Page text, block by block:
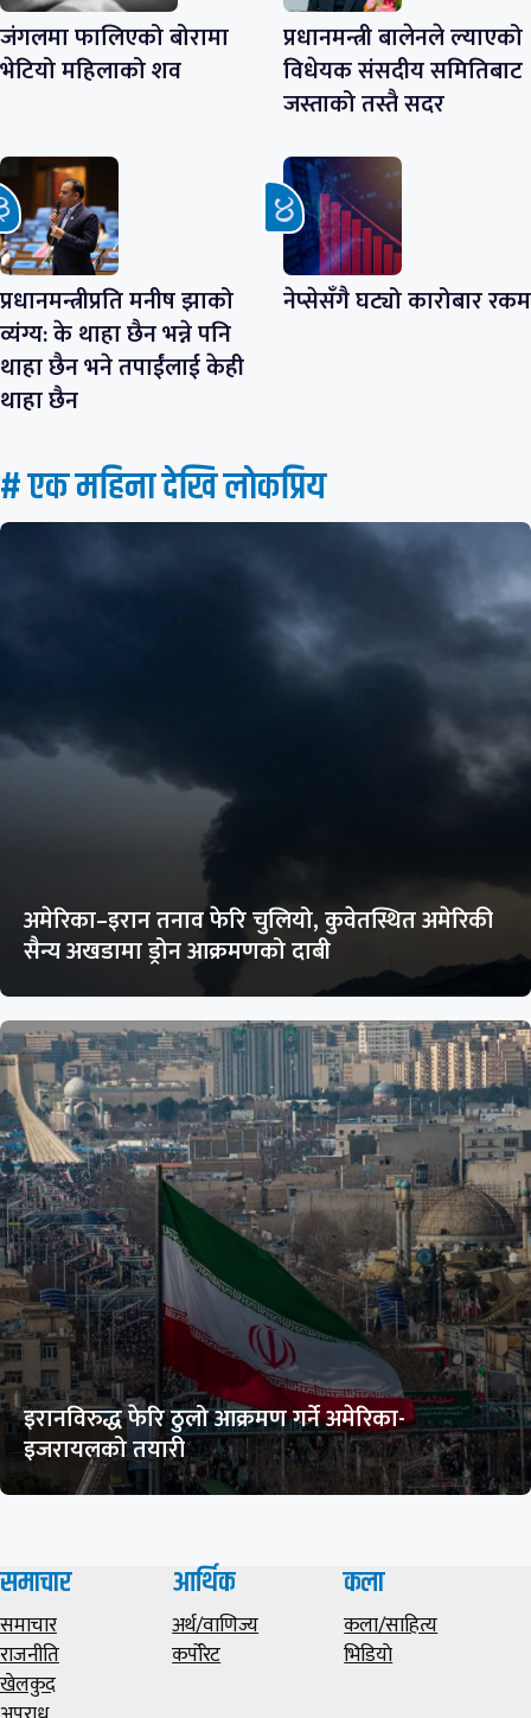
जंगलमा फालिएको बोरामा
भेटियो महिलाको शव
प्रधानमन्त्री बालेनले ल्याएको
विधेयक संसदीय समितिबाट
जस्ताको तस्तै सदर
प्रधानमन्त्रीप्रति मनीष झाको
व्यंग्य: के थाहा छैन भन्ने पनि
थाहा छैन भने तपाईंलाई केही
थाहा छैन
नेप्सेसँगै घट्यो कारोबार रकम
# एक महिना देखि लाेकप्रिय
अमेरिका–इरान तनाव फेरि चुलियो, कुवेतस्थित अमेरिकी
सैन्य अखडामा ड्रोन आक्रमणको दाबी
इरानविरुद्ध फेरि ठुलो आक्रमण गर्ने अमेरिका-
इजरायलको तयारी
समाचार
समाचार
राजनीति
खेलकुद
आर्थिक
अर्थ/वाणिज्य
कर्पोरेट
कला
कला/साहित्य
भिडियाे